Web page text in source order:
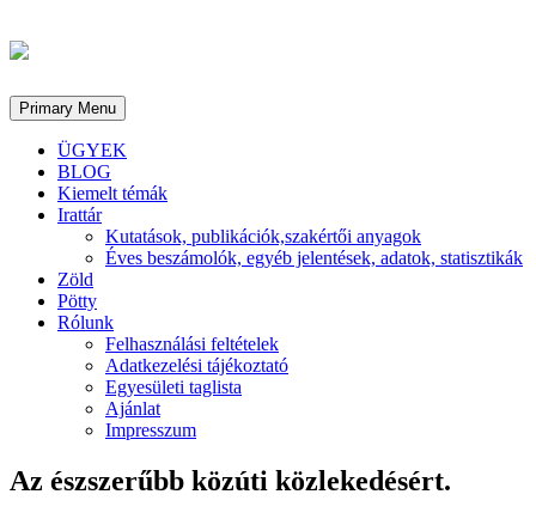
Primary Menu
ÜGYEK
BLOG
Kiemelt témák
Irattár
Kutatások, publikációk,szakértői anyagok
Éves beszámolók, egyéb jelentések, adatok, statisztikák
Zöld
Pötty
Rólunk
Felhasználási feltételek
Adatkezelési tájékoztató
Egyesületi taglista
Ajánlat
Impresszum
Az észszerűbb közúti közlekedésért.